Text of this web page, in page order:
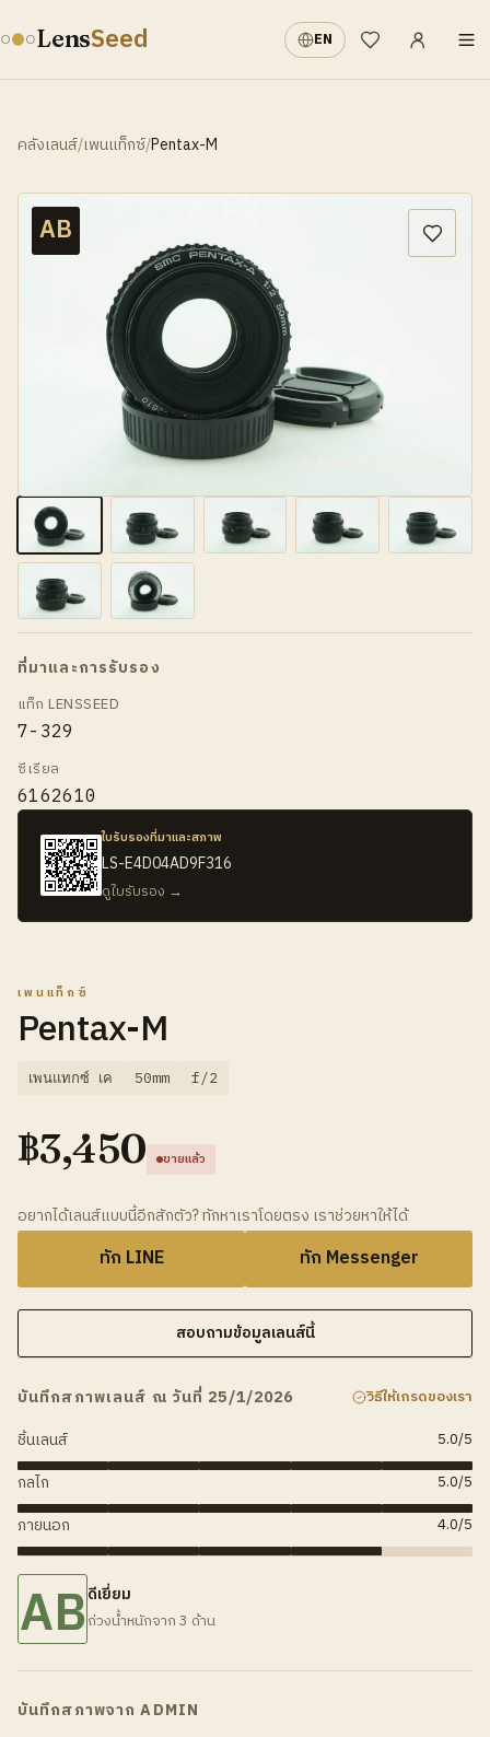
LensSeed EN รายการที่อยากได้
เข้าสู่ระบบ·
คลังเลนส์/เพนแท็กซ์/Pentax-M
AB
ที่มาและการรับรอง
แท็ก LENSSEED
7-329
ซีเรียล
6162610
ใบรับรองที่มาและสภาพ
LS-E4D04AD9F316
ดูใบรับรอง →
เพนแท็กซ์
Pentax-M
เพนแทกซ์ เค 50mm f/2
฿3,450 ขายแล้ว
อยากได้เลนส์แบบนี้อีกสักตัว? ทักหาเราโดยตรง เราช่วยหาให้ได้
ทัก LINE ทัก Messenger
สอบถามข้อมูลเลนส์นี้
บันทึกสภาพเลนส์ ณ วันที่ 25/1/2026 วิธีให้เกรดของเรา
ชิ้นเลนส์ 5.0/5
กลไก 5.0/5
ภายนอก 4.0/5
ABดีเยี่ยม
ถ่วงน้ำหนักจาก 3 ด้าน
บันทึกสภาพจาก ADMIN